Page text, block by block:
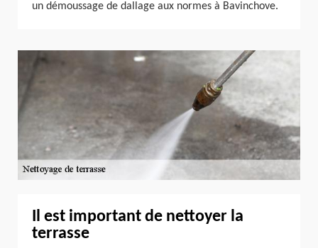
un démoussage de dallage aux normes à Bavinchove.
Il est important de nettoyer la
terrasse